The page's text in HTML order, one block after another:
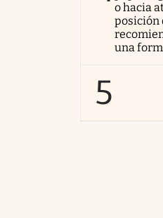
o hacia
posición
una
5